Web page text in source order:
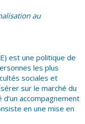
au
est une politique de
les plus
sociales et
sur le marché du
accompagnement
en une mise en